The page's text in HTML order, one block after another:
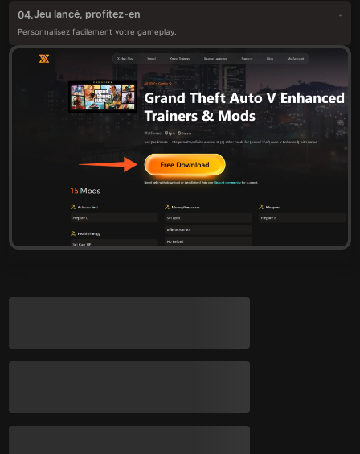
04.Jeu lancé, profitez-en
Personnalisez facilement votre gameplay.